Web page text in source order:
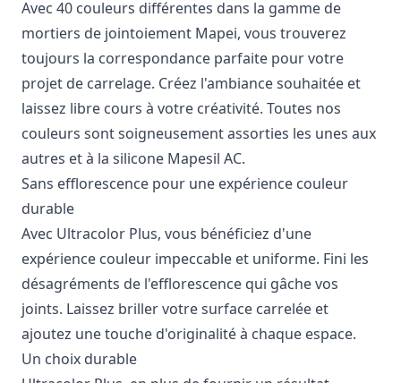
Avec 40 couleurs différentes dans la gamme de
mortiers de jointoiement Mapei, vous trouverez
toujours la correspondance parfaite pour votre
projet de carrelage. Créez l'ambiance souhaitée et
laissez libre cours à votre créativité. Toutes nos
couleurs sont soigneusement assorties les unes aux
autres et à la silicone Mapesil AC.
Sans efflorescence pour une expérience couleur
durable
Avec Ultracolor Plus, vous bénéficiez d'une
expérience couleur impeccable et uniforme. Fini les
désagréments de l'efflorescence qui gâche vos
joints. Laissez briller votre surface carrelée et
ajoutez une touche d'originalité à chaque espace.
Un choix durable